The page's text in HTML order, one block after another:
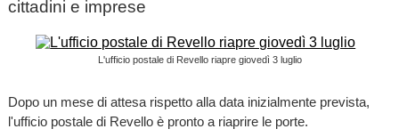
cittadini e imprese
L'ufficio postale di Revello riapre giovedì 3 luglio
Dopo un mese di attesa rispetto alla data inizialmente prevista,
l'ufficio postale di Revello è pronto a riaprire le porte.